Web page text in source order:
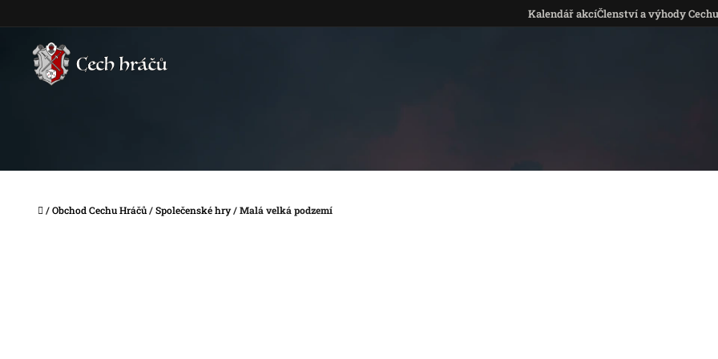
Kalendář akcíČlenství a výhody Cechu
Domů
/Obchod Cechu Hráčů/Společenské hry/Malá velká podzemí